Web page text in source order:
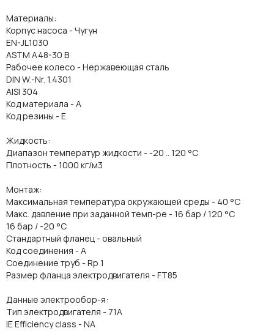
Материалы:
Корпус насоса - Чугун
EN-JL1030
ASTM A48-30 B
Рабочее колесо - Нержавеющая сталь
DIN W.-Nr. 1.4301
AISI 304
Код материала - A
Код резины - E
Жидкость:
Диапазон температур жидкости - -20 .. 120 °C
Плотность - 1000 кг/м3
Монтаж:
Максимальная температура окружающей среды - 40 °C
Макс. давление при заданной темп-ре - 16 бар / 120 °C
16 бар / -20 °C
Стандартный фланец - овальный
Код соединения - A
Соединение труб - Rp 1
Размер фланца электродвигателя - FT85
Данные электрообор-я:
Тип электродвигателя - 71A
IE Efficiency class - NA